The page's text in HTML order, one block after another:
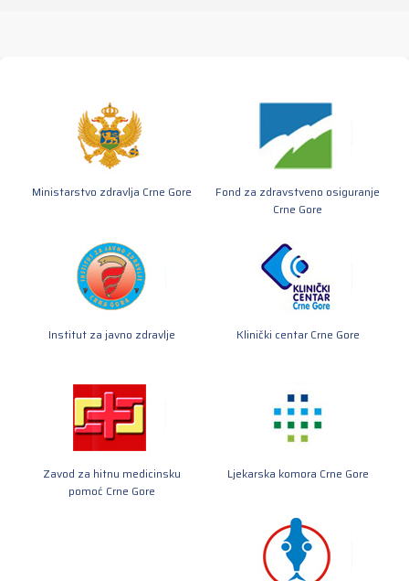
Ministarstvo zdravlja Crne Gore
Fond za zdravstveno osiguranje
Crne Gore
Institut za javno zdravlje Klinički centar Crne Gore
Zavod za hitnu medicinsku
pomoć Crne Gore
Ljekarska komora Crne Gore